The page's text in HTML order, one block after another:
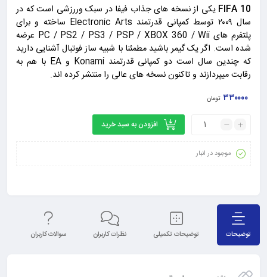
FIFA 10 یکی از نسخه های جذاب فیفا در سبک وررزشی است که در
سال ۲۰۰۹ توسط کمپانی قدرتمند Electronic Arts ساخته و برای
پلتفرم های PC / PS2 / PS3 / PSP / XBOX 360 / Wii عرضه
شده است. اگر یک گیمر باشید مطمئنا با شبیه ساز فوتبال آشنایی دارید
که چندین سال است دو کمپانی قدرتمند Konami و EA با هم به
رقابت میپردازند و تاکنون نسخه های عالی را منتشر کرده اند.
۳۳۰۰۰۰ تومان
افزودن به سبد خرید
موجود در انبار
توضیحات توضیحات تکمیلی نظرات کاربران سوالات کاربران